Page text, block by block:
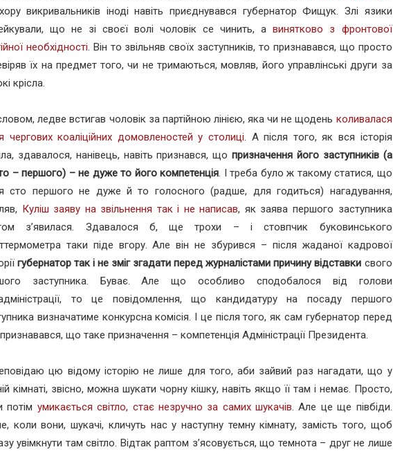
викривальників іноді навіть приєднувався губернатор Фищук. Злі язики
що не зі своєї волі чоловік се чинить, авинятково з фронтової
необхідності. Він то звільняв своїх заступників, то признавався, що просто
їх на предмет того, чи не тримаються, мовляв, його управлінські други за
крісла.
ледве встигав чоловік за партійною лінією, яка чи не щодень коливалася
чергових коаліційних домовленостей у столиці. А після того, як вся історія
здавалося, нанівець, навіть признався, щопризначення його заступників (а
– першого) – не дуже то його компетенція. І треба було ж такому статися, що
сто першого не дуже й то голосного (радше, для годиться) нагадування,
Куліш заяву на звільнення так і не написав, як заява першого заступника
з’явилася. Здавалося б, ще трохи – і стовпчик буковинського
таки піде вгору. Але він не збурився – після жаданої кадрової
губернатор так і не зміг згадати перед журналістами причину відставки свого
заступника. Буває. Але що особливо сподобалося від голови
то це повідомлення, що кандидатуру на посаду першого
визначатиме конкурсна комісія. І це після того, як сам губернатор перед
що таке призначення – компетенція Адміністрації Президента.
цю відому історію не лише для того, аби зайвий раз нагадати, що у
кімнаті, звісно, можна шукати чорну кішку, навіть якщо її там і немає. Просто,
потім умикається світло, стає незручно за самих шукачів. Але це ще півбіди.
коли вони, шукачі, кличуть нас у наступну темну кімнату, замість того, щоб
увімкнути там світло. Відтак раптом з’ясовується, що темнота – друг не лише